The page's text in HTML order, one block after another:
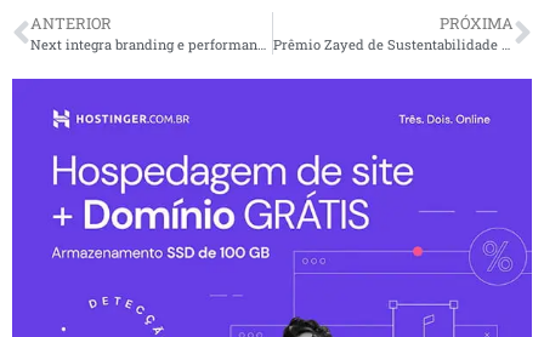
ANTERIOR
Next integra branding e performance para gerar resultados
PRÓXIMA
Prêmio Zayed de Sustentabilidade vê aumento em participação global com 7,761 candidatos